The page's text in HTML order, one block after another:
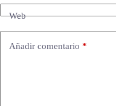
Web
Añadir comentario *